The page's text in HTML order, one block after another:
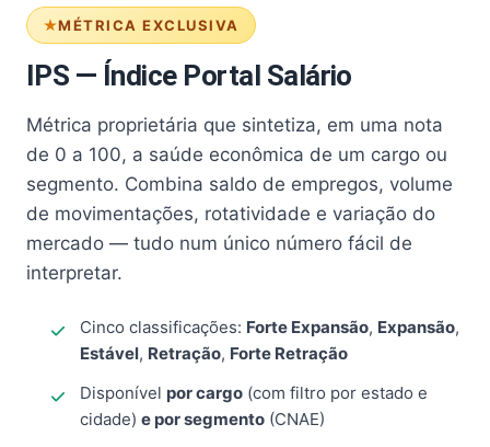
MÉTRICA EXCLUSIVA
IPS — Índice Portal Salário
Métrica proprietária que sintetiza, em uma nota
de 0 a 100, a saúde econômica de um cargo ou
segmento. Combina saldo de empregos, volume
de movimentações, rotatividade e variação do
mercado — tudo num único número fácil de
interpretar.
Cinco classificações: Forte Expansão, Expansão,
Estável, Retração, Forte Retração
Disponível por cargo (com filtro por estado e
cidade) e por segmento (CNAE)